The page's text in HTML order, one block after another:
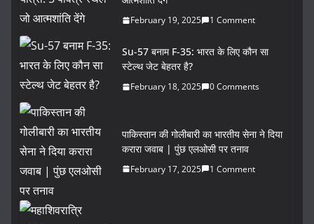
February 19, 2025 1 Comment
Su-57 बनाम F-35: भारत के लिए कौन सा
स्टेल्थ जेट बेहतर है?
February 18, 2025 0 Comments
पाकिस्तान की गोलीबारी का भारतीय सेना ने दिया
करारा जवाब | पुंछ एलओसी पर तनाव
February 17, 2025 1 Comment